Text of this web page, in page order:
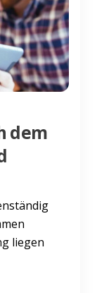
dem
liegen